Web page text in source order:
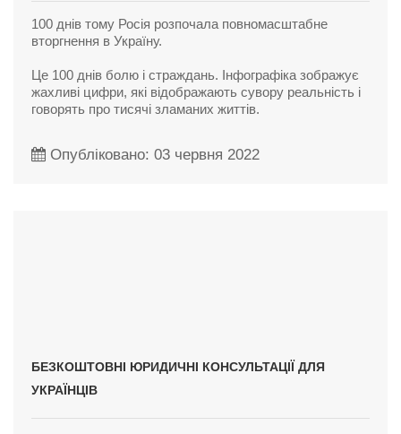
100 днів тому Росія розпочала повномасштабне
вторгнення в Україну.
Це 100 днів болю і страждань. Інфографіка зображує
жахливі цифри, які відображають сувору реальність і
говорять про тисячі зламаних життів.
Опубліковано: 03 червня 2022
БЕЗКОШТОВНІ ЮРИДИЧНІ КОНСУЛЬТАЦІЇ ДЛЯ
УКРАЇНЦІВ